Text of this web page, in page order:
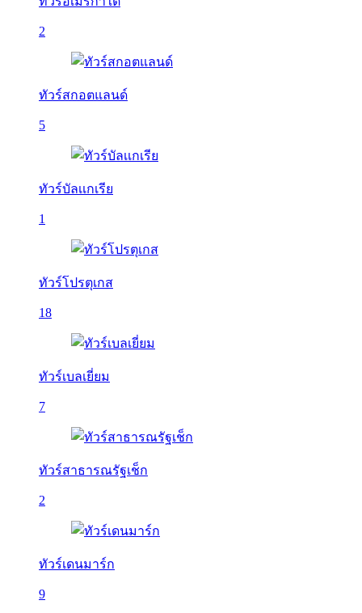
2
ทัวร์สกอตแลนด์
5
ทัวร์บัลเเกเรีย
1
ทัวร์โปรตุเกส
18
ทัวร์เบลเยี่ยม
7
ทัวร์สาธารณรัฐเช็ก
2
ทัวร์เดนมาร์ก
9